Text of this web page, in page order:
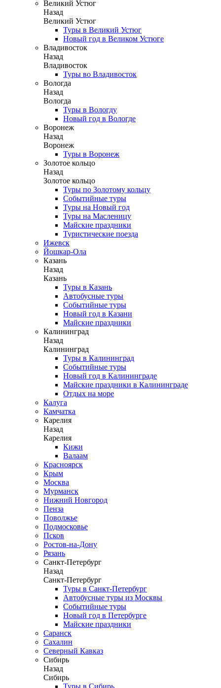
Великий Устюг
Назад
Великий Устюг
Туры в Великий Устюг
Новый год в Великом Устюге
Владивосток
Назад
Владивосток
Туры во Владивосток
Вологда
Назад
Вологда
Туры в Вологду
Новый год в Вологде
Воронеж
Назад
Воронеж
Туры в Воронеж
Золотое кольцо
Назад
Золотое кольцо
Туры по Золотому кольцу
Событийные туры
Туры на Новый год
Туры на Масленицу
Майские праздники
Туристические поезда
Ижевск
Йошкар-Ола
Казань
Назад
Казань
Туры в Казань
Автобусные туры
Событийные туры
Новый год в Казани
Майские праздники
Калининград
Назад
Калининград
Туры в Калининград
Событийные туры
Новый год в Калининграде
Майские праздники в Калининграде
Отдых на море
Калуга
Камчатка
Карелия
Назад
Карелия
Кижи
Валаам
Красноярск
Крым
Москва
Мурманск
Нижний Новгород
Пенза
Поволжье
Подмосковье
Псков
Ростов-на-Дону
Рязань
Санкт-Петербург
Назад
Санкт-Петербург
Туры в Санкт-Петербург
Автобусные туры из Москвы
Событийные туры
Новый год в Петербурге
Майские праздники
Саранск
Сахалин
Северный Кавказ
Сибирь
Назад
Сибирь
Туры в Сибирь